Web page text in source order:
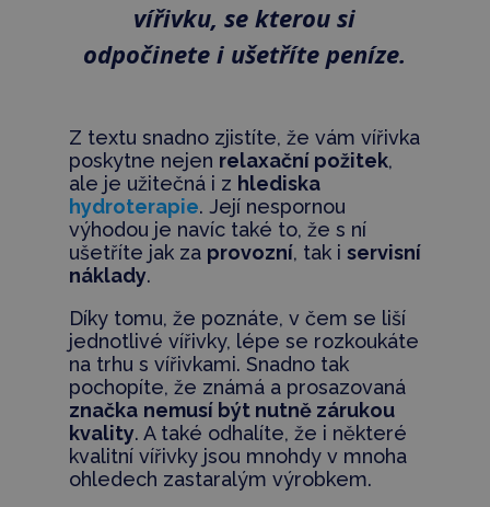
vířivku, se kterou si
odpočinete i ušetříte peníze.
Z textu snadno zjistíte, že vám vířivka
poskytne nejen relaxační požitek,
ale je užitečná i z hlediska
hydroterapie. Její nespornou
výhodou je navíc také to, že s ní
ušetříte jak za provozní, tak i servisní
náklady.
Díky tomu, že poznáte, v čem se liší
jednotlivé vířivky, lépe se rozkoukáte
na trhu s vířivkami. Snadno tak
pochopíte, že známá a prosazovaná
značka nemusí být nutně zárukou
kvality. A také odhalíte, že i některé
kvalitní vířivky jsou mnohdy v mnoha
ohledech zastaralým výrobkem.